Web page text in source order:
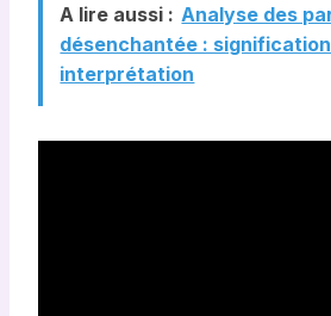
A lire aussi : Analyse des
désenchantée :
interprétation